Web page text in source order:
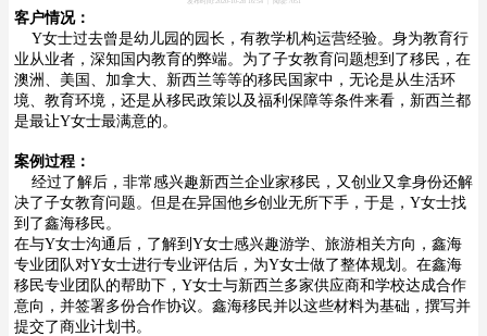
客户情况：
Y女士过去曾是幼儿园的园长，有教学机构运营经验。身为教育行
业从业者，深知国内教育的弊端。为了子女教育问题想到了移民，在
澳洲、美国、加拿大、新西兰等等的移民国家中，无论是从生活环
境、教育环境，还是从移民政策以及福利保障等条件来看，新西兰都
是最让Y女士最满意的。
案例过程：
经过了解后，非常感兴趣新西兰企业家移民，又创业又拿身份还解
决了子女教育问题。但是在异国他乡创业无所下手，于是，Y女士找
到了鑫海移民。
在与Y女士沟通后，了解到Y女士感兴趣游学、旅游相关方向，鑫海
专业团队对Y女士进行专业评估后，为Y女士做了整体规划。在鑫海
移民专业团队的帮助下，Y女士与新西兰多家供应商和学校达成合作
意向，并签署多份合作协议。鑫海移民并以这些材料为基础，撰写并
提交了商业计划书。